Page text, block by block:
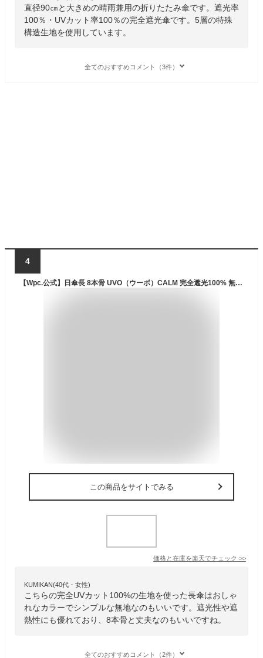
直径90㎝と大きめの晴雨兼用の折りたたみ傘です。遮光率
100％・UVカット率100％の完全遮光傘です。5層の特殊
構造生地を使用しています。
全てのおすすめコメント（3件）
4
【Wpc.公式】日傘長 8本骨 UVO（ウーボ）CALM 完全遮光100% 無地【完全UVカット100% 生地使用 親骨55cm 大きい 手開き レディース おしゃれ 可愛い 女性 通勤 通学 社会人 学生】 公式限定
この商品をサイトでみる
価格と在庫を楽天でチェック >>
KUMIKAN(40代・女性)
こちらの完全UVカット100%の生地を使った長傘はおしゃ
れなカラーでシンプルな無地なのもいいです。遮光性や遮
熱性にも優れており、8本骨と丈夫なのもいいですね。
全てのおすすめコメント（2件）